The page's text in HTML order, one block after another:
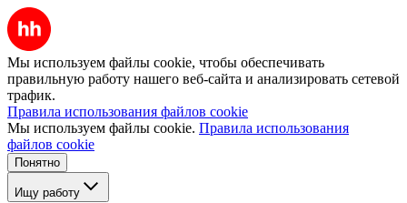
Мы используем файлы cookie, чтобы обеспечивать
правильную работу нашего веб-сайта и анализировать сетевой
трафик.
Правила использования файлов cookie
Мы используем файлы cookie. Правила использования
файлов cookie
Понятно
Ищу работу